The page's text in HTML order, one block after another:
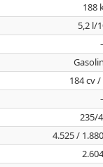
188
5,2 l/
184 cv
235/
4.525 /